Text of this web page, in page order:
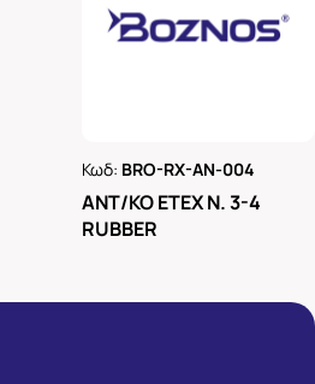
Κωδ: BRO-RX-AN-004
ΑΝΤ/ΚΟ ΕΤΕΧ Ν. 3-4
RUBBER